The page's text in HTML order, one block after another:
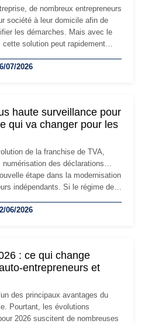
de nombreux entrepreneurs
société à leur domicile afin de
les démarches. Mais avec le
solution peut rapidement
image de marque… Le
07/2026
haute surveillance pour
qui va changer pour les
de la franchise de TVA,
des déclarations…
étape dans la modernisation
indépendants. Si le régime de
s'adapter à un environnement
06/2026
: ce qui change
entrepreneurs et
des principaux avantages du
Pourtant, les évolutions
2026 suscitent de nombreuses